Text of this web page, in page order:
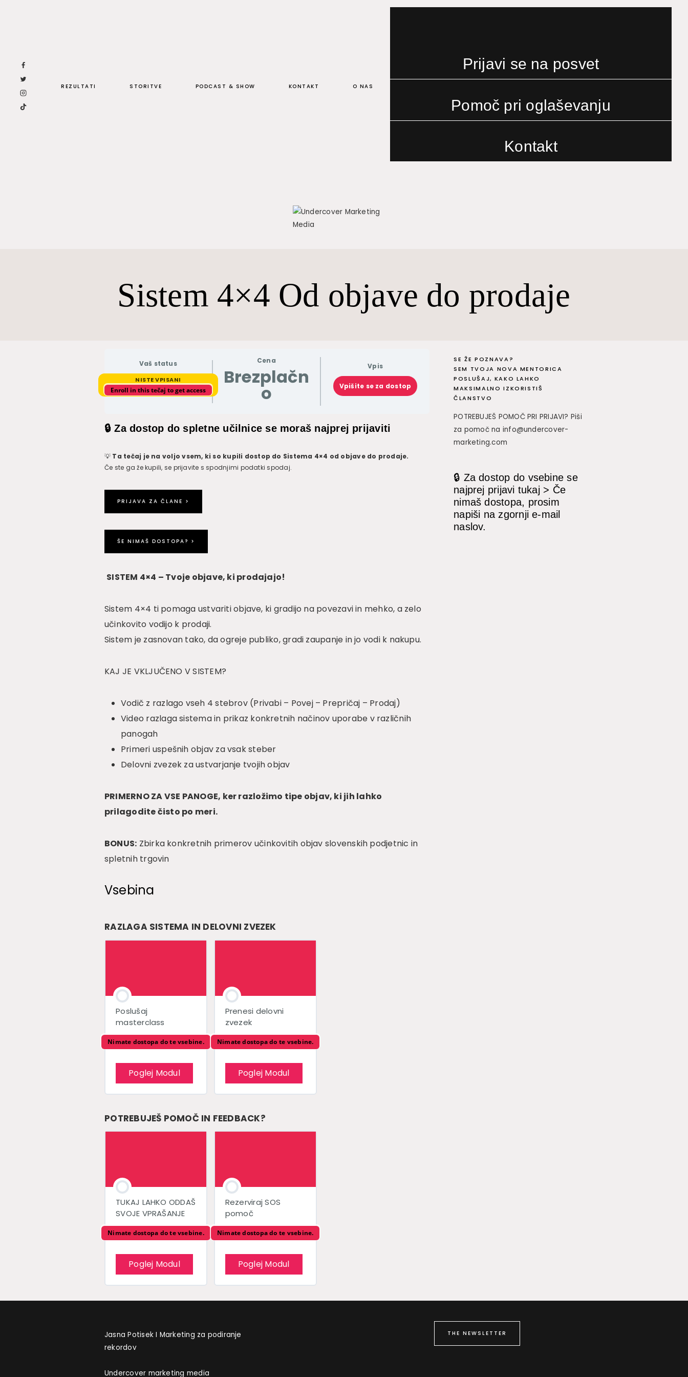
REZULTATI STORITVE PODCAST & SHOW KONTAKT O NAS
Prijavi se na posvet
Pomoč pri oglaševanju
Kontakt
Sistem 4×4 Od objave do prodaje
Vaš status
NISTE VPISANI
Enroll in this tečaj to get access
Cena
Brezplačn
o
Vpis
Vpišite se za dostop
🔒 Za dostop do spletne učilnice se moraš najprej prijaviti
💡 Ta tečaj je na voljo vsem, ki so kupili dostop do Sistema 4×4 od objave do prodaje.
Če ste ga že kupili, se prijavite s spodnjimi podatki spodaj.
PRIJAVA ZA ČLANE >
ŠE NIMAŠ DOSTOPA? >
SISTEM 4×4 – Tvoje objave, ki prodajajo!
Sistem 4×4 ti pomaga ustvariti objave, ki gradijo na povezavi in mehko, a zelo
učinkovito vodijo k prodaji.
Sistem je zasnovan tako, da ogreje publiko, gradi zaupanje in jo vodi k nakupu.
KAJ JE VKLJUČENO V SISTEM?
Vodič z razlago vseh 4 stebrov (Privabi – Povej – Prepričaj – Prodaj)
Video razlaga sistema in prikaz konkretnih načinov uporabe v različnih
panogah
Primeri uspešnih objav za vsak steber
Delovni zvezek za ustvarjanje tvojih objav
PRIMERNO ZA VSE PANOGE, ker razložimo tipe objav, ki jih lahko
prilagodite čisto po meri.
BONUS: Zbirka konkretnih primerov učinkovitih objav slovenskih podjetnic in
spletnih trgovin
Vsebina
RAZLAGA SISTEMA IN DELOVNI ZVEZEK
Poslušaj
masterclass
Nimate dostopa do te vsebine.
Poglej Modul
Prenesi delovni
zvezek
Nimate dostopa do te vsebine.
Poglej Modul
POTREBUJEŠ POMOČ IN FEEDBACK?
TUKAJ LAHKO ODDAŠ
SVOJE VPRAŠANJE
Nimate dostopa do te vsebine.
Poglej Modul
Rezerviraj SOS
pomoč
Nimate dostopa do te vsebine.
Poglej Modul
SE ŽE POZNAVA?
SEM TVOJA NOVA MENTORICA
POSLUŠAJ, KAKO LAHKO
MAKSIMALNO IZKORISTIŠ
ČLANSTVO
POTREBUJEŠ POMOČ PRI PRIJAVI? Piši
za pomoč na info@undercover-
marketing.com
🔒 Za dostop do vsebine se
najprej prijavi tukaj > Če
nimaš dostopa, prosim
napiši na zgornji e-mail
naslov.
Jasna Potisek I Marketing za podiranje
rekordov
Undercover marketing media
THE NEWSLETTER